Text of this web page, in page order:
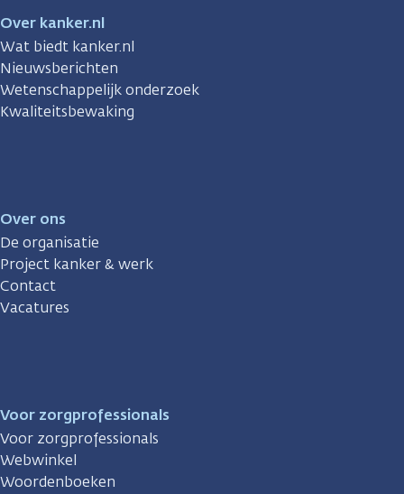
Over kanker.nl
Wat biedt kanker.nl
Nieuwsberichten
Wetenschappelijk onderzoek
Kwaliteitsbewaking
Over ons
De organisatie
Project kanker & werk
Contact
Vacatures
Voor zorgprofessionals
Voor zorgprofessionals
Webwinkel
Woordenboeken